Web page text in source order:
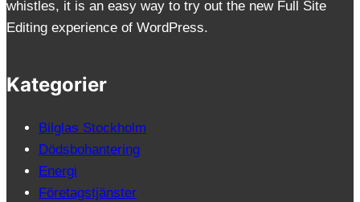
whistles, it is an easy way to try out the new Full Site
Editing experience of WordPress.
Kategorier
Bilglas Stockholm
Dödsbohantering
Energi
Företagstjänster